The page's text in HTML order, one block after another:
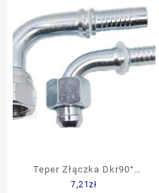
Teper Złączka Dkr90°
Ø8/1/2″
7,21zł